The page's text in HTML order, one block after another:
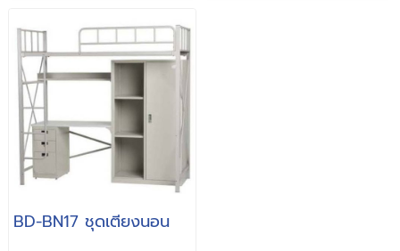
BD-BN17 ชุดเตียงนอน